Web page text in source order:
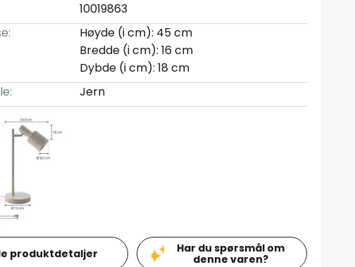
10019863
Høyde (i cm): 45 cm
Bredde (i cm): 16 cm
Dybde (i cm): 18 cm
Jern
produktdetaljer
Har du spørsmål om
denne varen?